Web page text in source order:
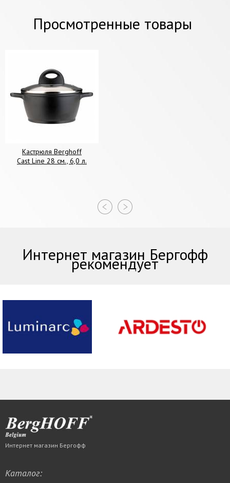
Просмотренные товары
Кастрюля Berghoff
Cast Line 28 см., 6,0 л.
Интернет магазин Бергофф
рекомендует
Интернет магазин Бергофф
Каталог: